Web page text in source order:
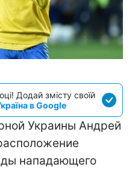
Додай змісту своїй
в Google
Украины Андрей
нападающего